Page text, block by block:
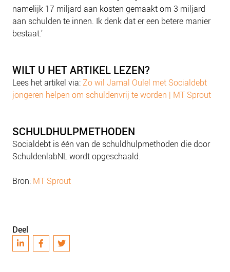
namelijk 17 miljard aan kosten gemaakt om 3 miljard
aan schulden te innen. Ik denk dat er een betere manier
bestaat.’
WILT U HET ARTIKEL LEZEN?
Lees het artikel via:Zo wil Jamal Oulel met Socialdebt
jongeren helpen om schuldenvrij te worden | MT Sprout
SCHULDHULPMETHODEN
Socialdebt is één van de schuldhulpmethoden die door
SchuldenlabNL wordt opgeschaald.
Bron: MT Sprout
Deel